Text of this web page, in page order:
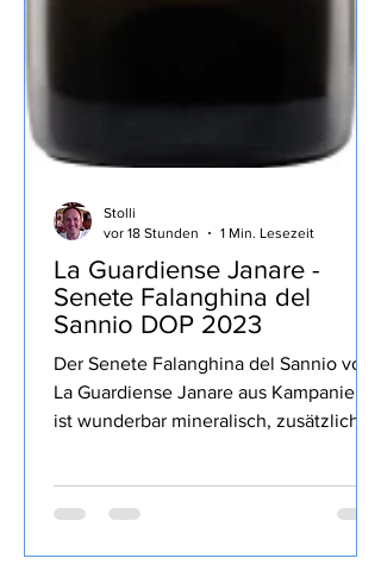
La Guardiense Janare -
Senete Falanghina del
Sannio DOP 2023
Der Senete Falanghina del Sannio von
La Guardiense Janare aus Kampanien
gelbe sowie Zitrusfrucht, lang, gekauft
habe ich den Wein bei Televino.
vor 18 Stunden
1 Min. Lesezeit